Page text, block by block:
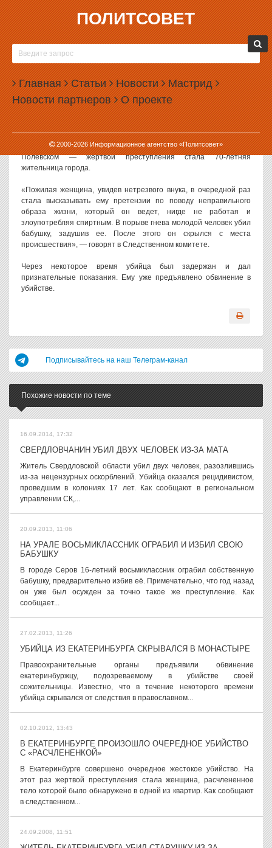
ПОЛИТСОВЕТ
Главная Статьи Новости Мастрид
Новости партнеров О проекте
2000-2026Информационное агентство «Политсовет»
09.07.2015, 11:41
УРАЛЕЦ УБИЛ БАБУШКУ, КРИТИКОВАВШУЮ
ЕГО ОБРАЗ ЖИЗНИ
Житель Свердловской области убил свою бабушку, которой не
нравился его образ жизни. Пожилой женщине не нравилось
пьянство внука.
Как сообщают в следственном управлении СК РФ по
Свердловской области, убийство произошло в ночь на 4 июля в
Полевском — жертвой преступления стала 70-летняя
жительница города.
«Пожилая женщина, увидев нетрезвого внука, в очередной раз
стала высказывать ему претензии по поводу неправильного
образа жизни, который он ведет, нигде не работая и
злоупотребляя спиртным. В порыве гнева молодой человек убил
бабушку, задушив ее. После этого он скрылся с места
происшествия», — говорят в Следственном комитете.
Через некоторое время убийца был задержан и дал
признательные показания. Ему уже предъявлено обвинение в
убийстве.
Подписывайтесь на наш Телеграм-канал
Похожие новости по теме
16.09.2014, 17:32
СВЕРДЛОВЧАНИН УБИЛ ДВУХ ЧЕЛОВЕК ИЗ-ЗА МАТА
Житель Свердловской области убил двух человек, разозлившись
из-за нецензурных оскорблений. Убийца оказался рецидивистом,
проведшим в колониях 17 лет. Как сообщают в региональном
управлении СК,...
20.09.2013, 11:06
НА УРАЛЕ ВОСЬМИКЛАССНИК ОГРАБИЛ И ИЗБИЛ СВОЮ
БАБУШКУ
В городе Серов 16-летний восьмиклассник ограбил собственную
бабушку, предварительно избив её. Примечательно, что год назад
он уже был осужден за точно такое же преступление. Как
сообщает...
27.02.2013, 11:26
УБИЙЦА ИЗ ЕКАТЕРИНБУРГА СКРЫВАЛСЯ В МОНАСТЫРЕ
Правоохранительные органы предъявили обвинение
екатеринбуржцу, подозреваемому в убийстве своей
сожительницы. Известно, что в течение некоторого времени
убийца скрывался от следствия в православном...
02.10.2012, 13:43
В ЕКАТЕРИНБУРГЕ ПРОИЗОШЛО ОЧЕРЕДНОЕ УБИЙСТВО
С «РАСЧЛЕНЕНКОЙ»
В Екатеринбурге совершено очередное жестокое убийство. На
этот раз жертвой преступления стала женщина, расчлененное
тело которой было обнаружено в одной из квартир. Как сообщают
в следственном...
24.09.2008, 11:51